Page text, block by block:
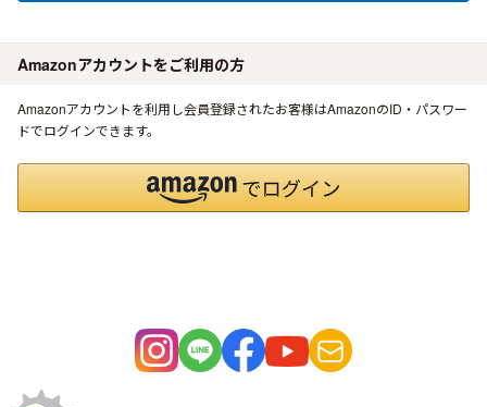
Amazonアカウントをご利用の方
Amazonアカウントを利用し会員登録されたお客様はAmazonのID・パスワー
ドでログインできます。